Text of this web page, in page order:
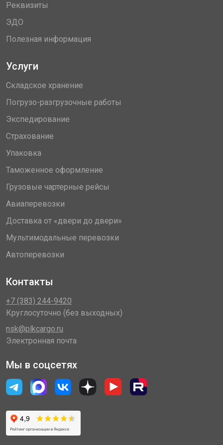
Реквизиты
ЭДО
Полезная информация
Услуги
Складское хранение
Погрузо-разгрузочные работы
Экспедирование
Страхование
Упаковка
Таможенное оформление
Грузовые чартерные рейсы
Авиаперевозки
Доставка от «двери до двери»
Мультимодальные перевозки
Автоперевозки
Контакты
+7 (383) 244-9420
Круглосуточно (без выходных)
nsk@plkcargo.ru
Электронная почта
Мы в соцсетях